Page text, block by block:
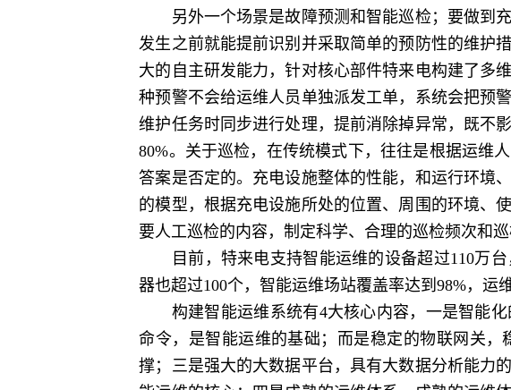
另外一个场景是故障预测和智能巡检；要做到充
发生之前就能提前识别并采取简单的预防性的维护
大的自主研发能力，针对核心部件特来电构建了多
种预警不会给运维人员单独派发工单，系统会把预
维护任务时同步进行处理，提前消除掉异常，既不
80%。关于巡检，在传统模式下，往往是根据运维
答案是否定的。充电设施整体的性能，和运行环境
的模型，根据充电设施所处的位置、周围的环境、
要人工巡检的内容，制定科学、合理的巡检频次和
目前，特来电支持智能运维的设备超过110万台
器也超过100个，智能运维场站覆盖率达到98%，运
构建智能运维系统有4大核心内容，一是智能化
命令，是智能运维的基础；而是稳定的物联网关
撑；三是强大的大数据平台，具有大数据分析能力